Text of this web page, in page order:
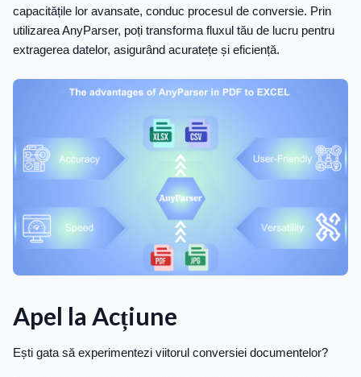
capacitățile lor avansate, conduc procesul de conversie. Prin
utilizarea AnyParser, poți transforma fluxul tău de lucru pentru
extragerea datelor, asigurând acuratețe și eficiență.
Apel la Acțiune
Ești gata să experimentezi viitorul conversiei documentelor?